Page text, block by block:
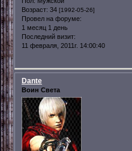
Возраст: 34 [1992-05-26]
Провел на форуме:
1 месяц 1 день
Последний визит:
11 февраля, 2011г. 14:00:40
Dante
Воин Света